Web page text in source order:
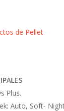
de Pellet
Plus.
Auto, Soft-